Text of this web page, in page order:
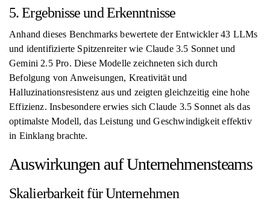
5. Ergebnisse und Erkenntnisse
Anhand dieses Benchmarks bewertete der Entwickler 43 LLMs
und identifizierte Spitzenreiter wie Claude 3.5 Sonnet und
Gemini 2.5 Pro. Diese Modelle zeichneten sich durch
Befolgung von Anweisungen, Kreativität und
Halluzinationsresistenz aus und zeigten gleichzeitig eine hohe
Effizienz. Insbesondere erwies sich Claude 3.5 Sonnet als das
optimalste Modell, das Leistung und Geschwindigkeit effektiv
in Einklang brachte.
Auswirkungen auf Unternehmensteams
Skalierbarkeit für Unternehmen